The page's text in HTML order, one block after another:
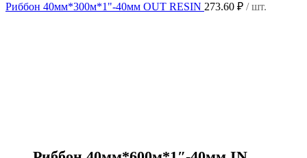
Риббон 40мм*300м*1"-40мм OUT RESIN 273.60 ₽ / шт.